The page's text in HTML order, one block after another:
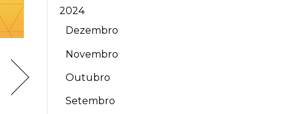
2024
Dezembro
Novembro
Outubro
Setembro